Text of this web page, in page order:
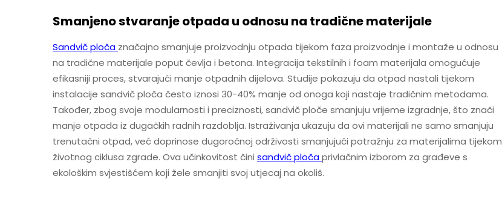
Smanjeno stvaranje otpada u odnosu na tradične materijale
Sandvič ploča značajno smanjuje proizvodnju otpada tijekom faza proizvodnje i montaže u odnosu
na tradične materijale poput čevlja i betona. Integracija tekstilnih i foam materijala omogućuje
efikasniji proces, stvarajući manje otpadnih dijelova. Studije pokazuju da otpad nastali tijekom
instalacije sandvič ploča često iznosi 30-40% manje od onoga koji nastaje tradičnim metodama.
Također, zbog svoje modularnosti i preciznosti, sandvič ploče smanjuju vrijeme izgradnje, što znači
manje otpada iz dugačkih radnih razdoblja. Istraživanja ukazuju da ovi materijali ne samo smanjuju
trenutačni otpad, već doprinose dugoročnoj održivosti smanjujući potražnju za materijalima tijekom
životnog ciklusa zgrade. Ova učinkovitost čini sandvič pločaprivlačnim izborom za građeve s
ekološkim svjestišćem koji žele smanjiti svoj utjecaj na okoliš.